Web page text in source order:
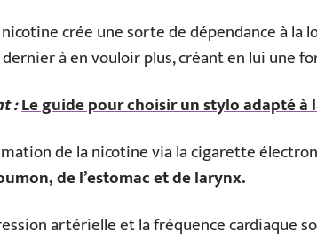
crée une sorte de dépendance à la
à en vouloir plus, créant en lui une
:Le guide pour choisir un stylo adapté à
de la nicotine via la cigarette
de l’estomac et de larynx.
artérielle et la fréquence cardiaque